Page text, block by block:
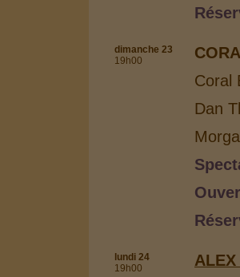
dimanche 23
19h00
Coral
Dan
lundi 24
19h00